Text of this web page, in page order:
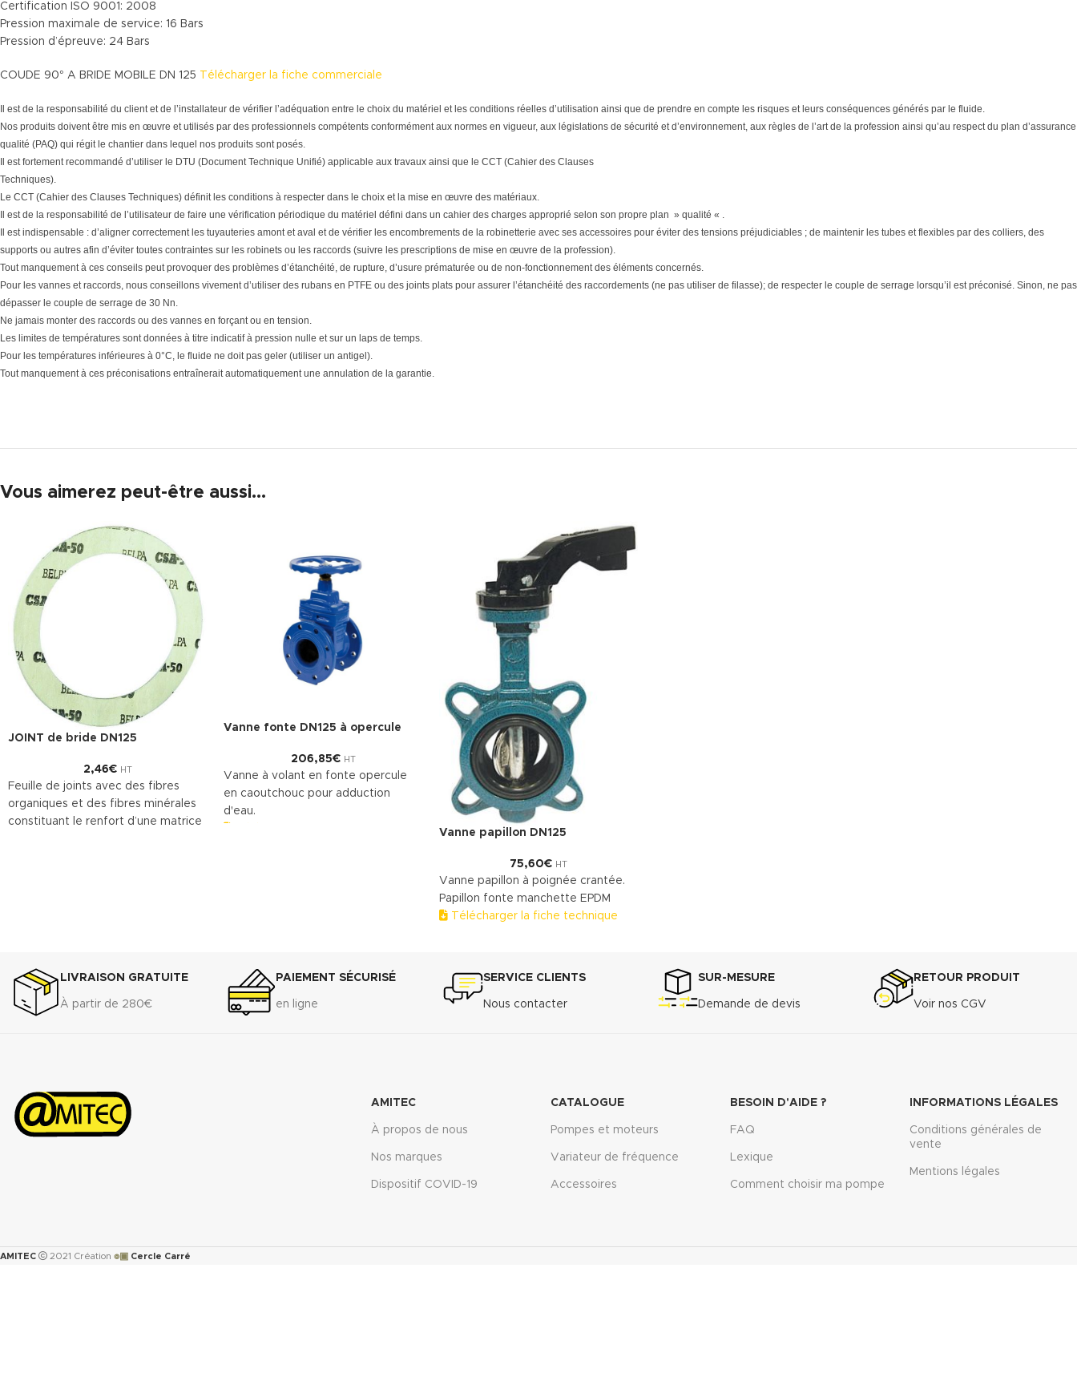
Certification ISO 9001: 2008
Pression maximale de service: 16 Bars
Pression d’épreuve: 24 Bars
COUDE 90° A BRIDE MOBILE DN 125 Télécharger la fiche commerciale
Il est de la responsabilité du client et de l’installateur de vérifier l’adéquation entre le choix du matériel et les conditions réelles d’utilisation ainsi que de prendre en compte les risques et leurs conséquences générés par le fluide.
Nos produits doivent être mis en œuvre et utilisés par des professionnels compétents conformément aux normes en vigueur, aux législations de sécurité et d’environnement, aux règles de l’art de la profession ainsi qu’au respect du plan d’assurance
qualité (PAQ) qui régit le chantier dans lequel nos produits sont posés.
Il est fortement recommandé d’utiliser le DTU (Document Technique Unifié) applicable aux travaux ainsi que le CCT (Cahier des Clauses
Techniques).
Le CCT (Cahier des Clauses Techniques) définit les conditions à respecter dans le choix et la mise en œuvre des matériaux.
Il est de la responsabilité de l’utilisateur de faire une vérification périodique du matériel défini dans un cahier des charges approprié selon son propre plan » qualité « .
Il est indispensable : d’aligner correctement les tuyauteries amont et aval et de vérifier les encombrements de la robinetterie avec ses accessoires pour éviter des tensions préjudiciables ; de maintenir les tubes et flexibles par des colliers, des
supports ou autres afin d’éviter toutes contraintes sur les robinets ou les raccords (suivre les prescriptions de mise en œuvre de la profession).
Tout manquement à ces conseils peut provoquer des problèmes d’étanchéité, de rupture, d’usure prématurée ou de non-fonctionnement des éléments concernés.
Pour les vannes et raccords, nous conseillons vivement d’utiliser des rubans en PTFE ou des joints plats pour assurer l’étanchéité des raccordements (ne pas utiliser de filasse); de respecter le couple de serrage lorsqu’il est préconisé. Sinon, ne pas
dépasser le couple de serrage de 30 Nn.
Ne jamais monter des raccords ou des vannes en forçant ou en tension.
Les limites de températures sont données à titre indicatif à pression nulle et sur un laps de temps.
Pour les températures inférieures à 0°C, le fluide ne doit pas geler (utiliser un antigel).
Tout manquement à ces préconisations entraînerait automatiquement une annulation de la garantie.
Vous aimerez peut-être aussi…
JOINT de bride DN125
2,46€ HT
Feuille de joints avec des fibres
organiques et des fibres minérales
constituant le renfort d’une matrice
15%
Récupération élastique ASTM F-36
A : >45%
Perméabilité au gaz DIN 3535/6 :
<0.5cm 3 /min.
Augmentation ASTMF-146 après
Télécharger la fiche technique
Vanne fonte DN125 à opercule
206,85€ HT
Vanne à volant en fonte opercule
en caoutchouc pour adduction
d'eau.
Vanne papillon DN125
75,60€ HT
Vanne papillon à poignée crantée.
Papillon fonte manchette EPDM
Télécharger la fiche technique
LIVRAISON GRATUITE
À partir de 280€
PAIEMENT SÉCURISÉ
en ligne
SERVICE CLIENTS
Nous contacter
SUR-MESURE
Demande de devis
RETOUR PRODUIT
Voir nos CGV
AMITEC
À propos de nous
Nos marques
Dispositif COVID-19
CATALOGUE
Pompes et moteurs
Variateur de fréquence
Accessoires
BESOIN D'AIDE ?
FAQ
Lexique
Comment choisir ma pompe
INFORMATIONS LÉGALES
Conditions générales de
vente
Mentions légales
AMITEC 2021 Création ๏▣ Cercle Carré